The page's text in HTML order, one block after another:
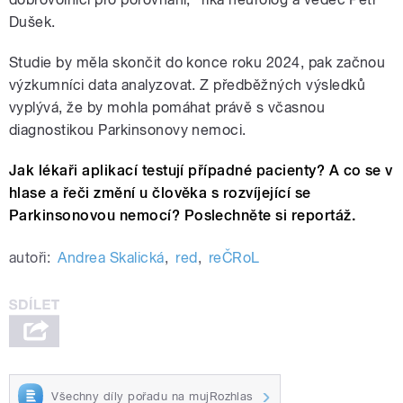
Dušek.
Studie by měla skončit do konce roku 2024, pak začnou
výzkumníci data analyzovat. Z předběžných výsledků
vyplývá, že by mohla pomáhat právě s včasnou
diagnostikou Parkinsonovy nemoci.
Jak lékaři aplikací testují případné pacienty? A co se v
hlase a řeči změní u člověka s rozvíjející se
Parkinsonovou nemocí? Poslechněte si reportáž.
autoři: Andrea Skalická, red, reČRoL
Všechny díly pořadu na mujRozhlas